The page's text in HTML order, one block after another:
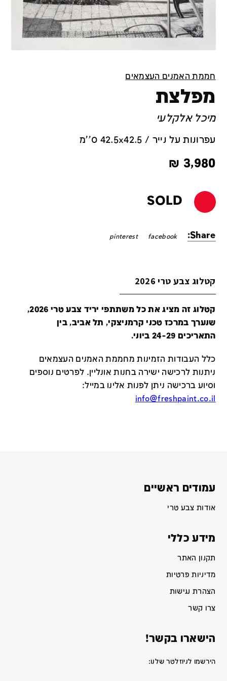
חממת האמנים העצמאים
מפלצת
מיכל אלקלעי
עפרונות על נייר / 42.5x42.5 ס''מ
3,980
₪
SOLD
Share:
facebook
pinterest
קטלוג צבע טרי 2026
קטלוג זה מציג את כל משתתפי יריד צבע טרי 2026,
שנערך במרכז טכני קרמניצקי, תל אביב, בין
התאריכים 24-29 ביוני.
כלל העבודות הזמינות מחממת האמנים העצמאים
ניתנות לרכישה ישירה בחנות אונליין. לפרטים נוספים
וסיוע ברכישה ניתן לפנות אלינו במייל:
info@freshpaint.co.il
עמודים ראשיים
אודות צבע טרי
מידע כללי
תקנון האתר
מדיניות פרטיות
הצהרת נגישות
צרו קשר
הישארו בקשר!
הירשמו לניוזלטר שלנו: